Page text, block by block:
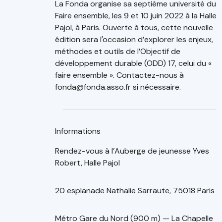
La Fonda organise sa septième université du
Faire ensemble, les 9 et 10 juin 2022 à la Halle
Pajol, à Paris. Ouverte à tous, cette nouvelle
édition sera l'occasion d’explorer les enjeux,
méthodes et outils de l’Objectif de
développement durable (ODD) 17, celui du «
faire ensemble ». Contactez-nous à
fonda@fonda.asso.fr si nécessaire.
Informations
Rendez-vous à l’Auberge de jeunesse Yves
Robert, Halle Pajol
20 esplanade Nathalie Sarraute, 75018 Paris
Métro Gare du Nord (900 m) — La Chapelle